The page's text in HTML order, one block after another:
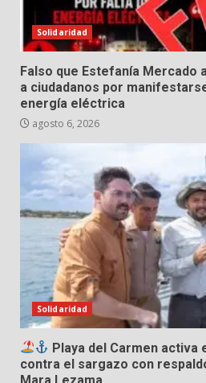
Solidaridad
Falso que Estefanía Mercado
a ciudadanos por
energía eléctrica
agosto 6, 2026
Solidaridad
Playa del Carmen
contra el sargazo con